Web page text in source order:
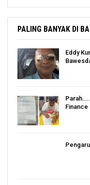
PALING BANYAK DI
Eddy